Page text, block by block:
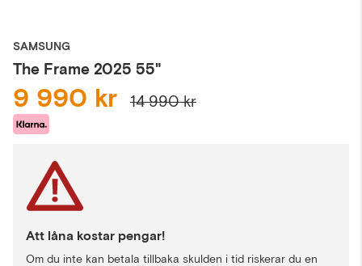
SAMSUNG
The Frame 2025 55"
9 990 kr 14 990 kr
Att låna kostar pengar!
Om du inte kan betala tillbaka skulden i tid riskerar du en